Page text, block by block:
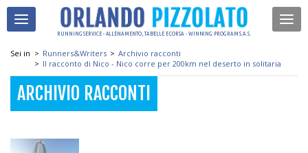
RUNNING SERVICE - ALLENAMENTO, TABELLE E CORSA - WINNING PROGRAM S.A.S.
Sei in > Runners&Writers > Archivio racconti
> Il racconto di Nico - Nico corre per 200km nel deserto in solitaria
ARCHIVIO RACCONTI